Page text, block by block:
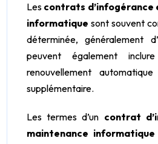
Les contrats d’infogérance
informatique sont souvent
déterminée, généralement
peuvent également
renouvellement
supplémentaire.
Les termes d’un contrat
maintenance informatique